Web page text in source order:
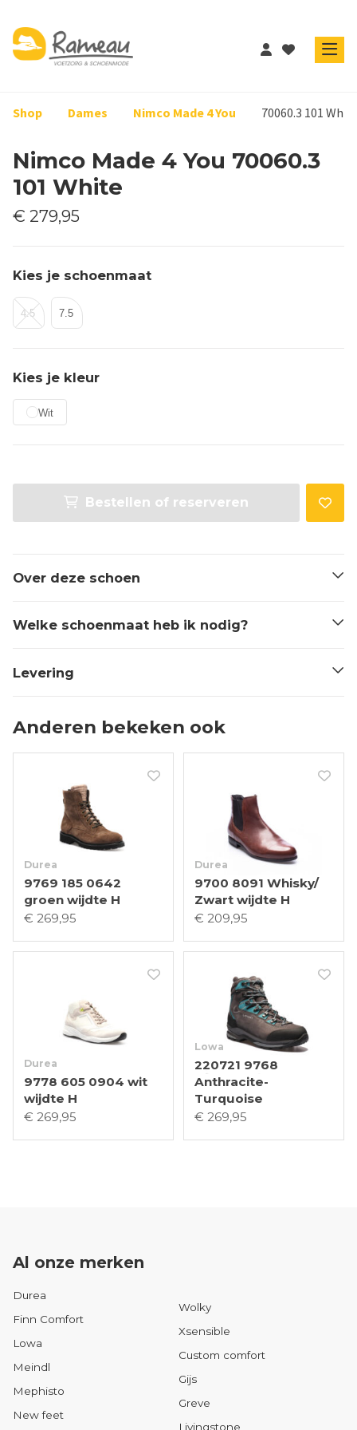
Shop Dames Nimco Made 4 You 70060.3 101
Nimco Made 4 You 70060.3
101 White
€ 279,95
Kies je schoenmaat
4.5 7.5
Kies je kleur
Wit
Bestellen of reserveren
Over deze schoen
Welke schoenmaat heb ik nodig?
Levering
Anderen bekeken ook
Durea
9769 185 0642
groen wijdte H
€ 269,95
Durea
9700 8091 Whisky/
Zwart wijdte H
€ 209,95
Durea
9778 605 0904 wit
wijdte H
€ 269,95
Lowa
220721 9768
Anthracite-
Turquoise
€ 269,95
Al onze merken
Durea
Finn Comfort
Lowa
Meindl
Mephisto
New feet
Wolky
Xsensible
Custom comfort
Gijs
Greve
Livingstone